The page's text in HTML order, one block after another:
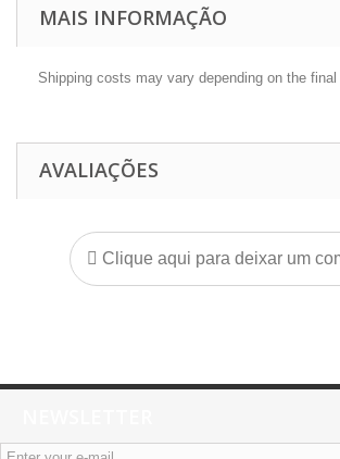
MAIS INFORMAÇÃO
Shipping costs may vary depending on the
AVALIAÇÕES
Clique aqui para deixar um